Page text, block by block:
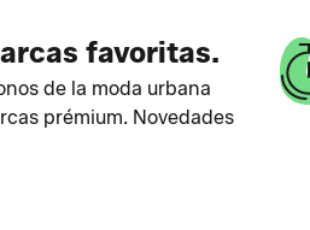
favoritas.
de la moda urbana
prémium. Novedades